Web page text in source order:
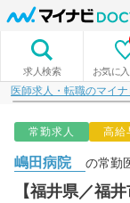
求人検索 お気に
医師求人・転職のマイ
常勤求人 高給
嶋田病院 の常勤
【福井県／福